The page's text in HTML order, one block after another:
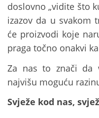
doslovno „vidite što
izazov da u svakom
će proizvodi koje
praga točno onakvi
Za nas to znači da
najvišu moguću
Svježe kod nas,